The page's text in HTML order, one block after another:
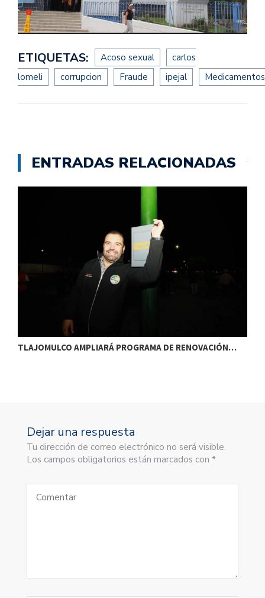
ETIQUETAS: Acoso sexual
carlos
lomeli
corrupcion Fraude ipejal Medicamentos
ENTRADAS RELACIONADAS
TLAJOMULCO AMPLIARÁ PROGRAMA DE RENOVACIÓN…
Dejar una respuesta
Tu dirección de correo electrónico no será visible.
Los campos obligatorios están marcados con *